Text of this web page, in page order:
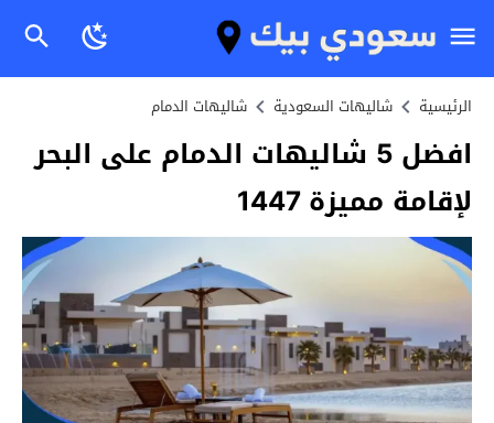
الرئيسية شاليهات السعودية شاليهات الدمام
افضل 5 شاليهات الدمام على البحر
لإقامة مميزة 1447